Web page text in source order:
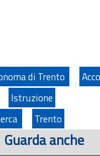
di Trento
Istruzione
Trento
Guarda anche